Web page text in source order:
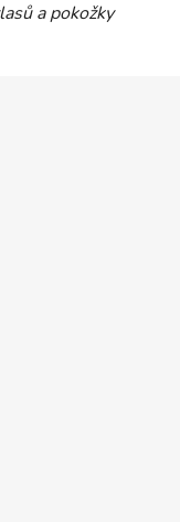
a pokožky